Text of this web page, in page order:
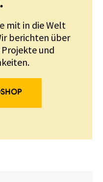
mit in die Welt
berichten über
und